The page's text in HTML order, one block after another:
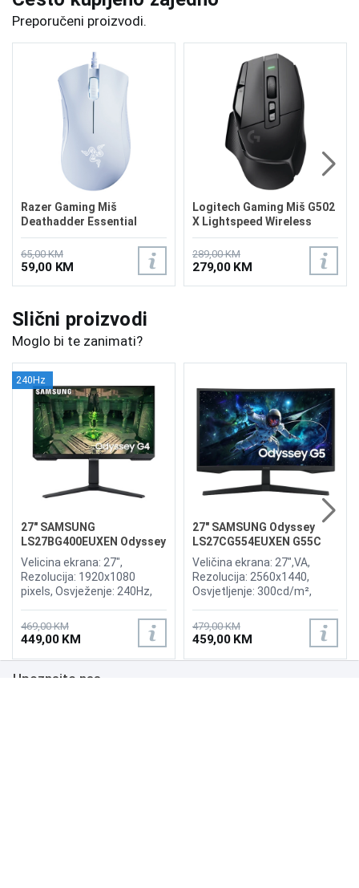
Preporučeni proizvodi.
Razer Gaming Miš
Deathadder Essential
White
65,00 KM
59,00 KM
Logitech Gaming Miš G502
X Lightspeed Wireless
289,00 KM
279,00 KM
Slični proizvodi
Moglo bi te zanimati?
240Hz
27" SAMSUNG
LS27BG400EUXEN Odyssey
G4 240Hz Display
Velicina ekrana: 27",
Rezolucija: 1920x1080
pixels, Osvježenje: 240Hz,
nVidia G-Sync, Osvjetljenje:
400 cd/m², Vrijeme odziva:
1ms, Priključci: 2xHDMI,
Displayport 1.2
469,00 KM
449,00 KM
27" SAMSUNG Odyssey
LS27CG554EUXEN G55C
165Hz Curved Display
Veličina ekrana: 27",VA,
Rezolucija: 2560x1440,
Osvjetljenje: 300cd/m²,
Osvježenje: 165Hz, AMD
FreeSync Premium Pro,
Priključci: HDMI, DisplayPort
479,00 KM
459,00 KM
Upoznajte nas